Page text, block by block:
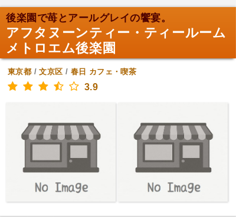
後楽園で苺とアールグレイの饗宴。
アフタヌーンティー・ティールーム
メトロエム後楽園
東京都 /文京区 / 春日 カフェ・喫茶
3.9